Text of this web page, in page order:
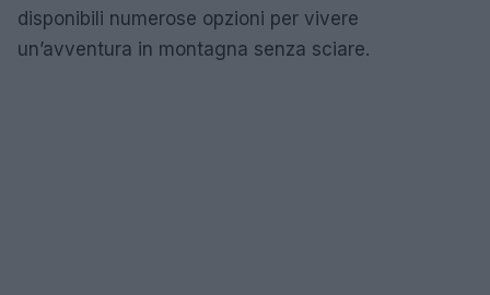
disponibili numerose opzioni per vivere
un’avventura in montagna senza sciare.